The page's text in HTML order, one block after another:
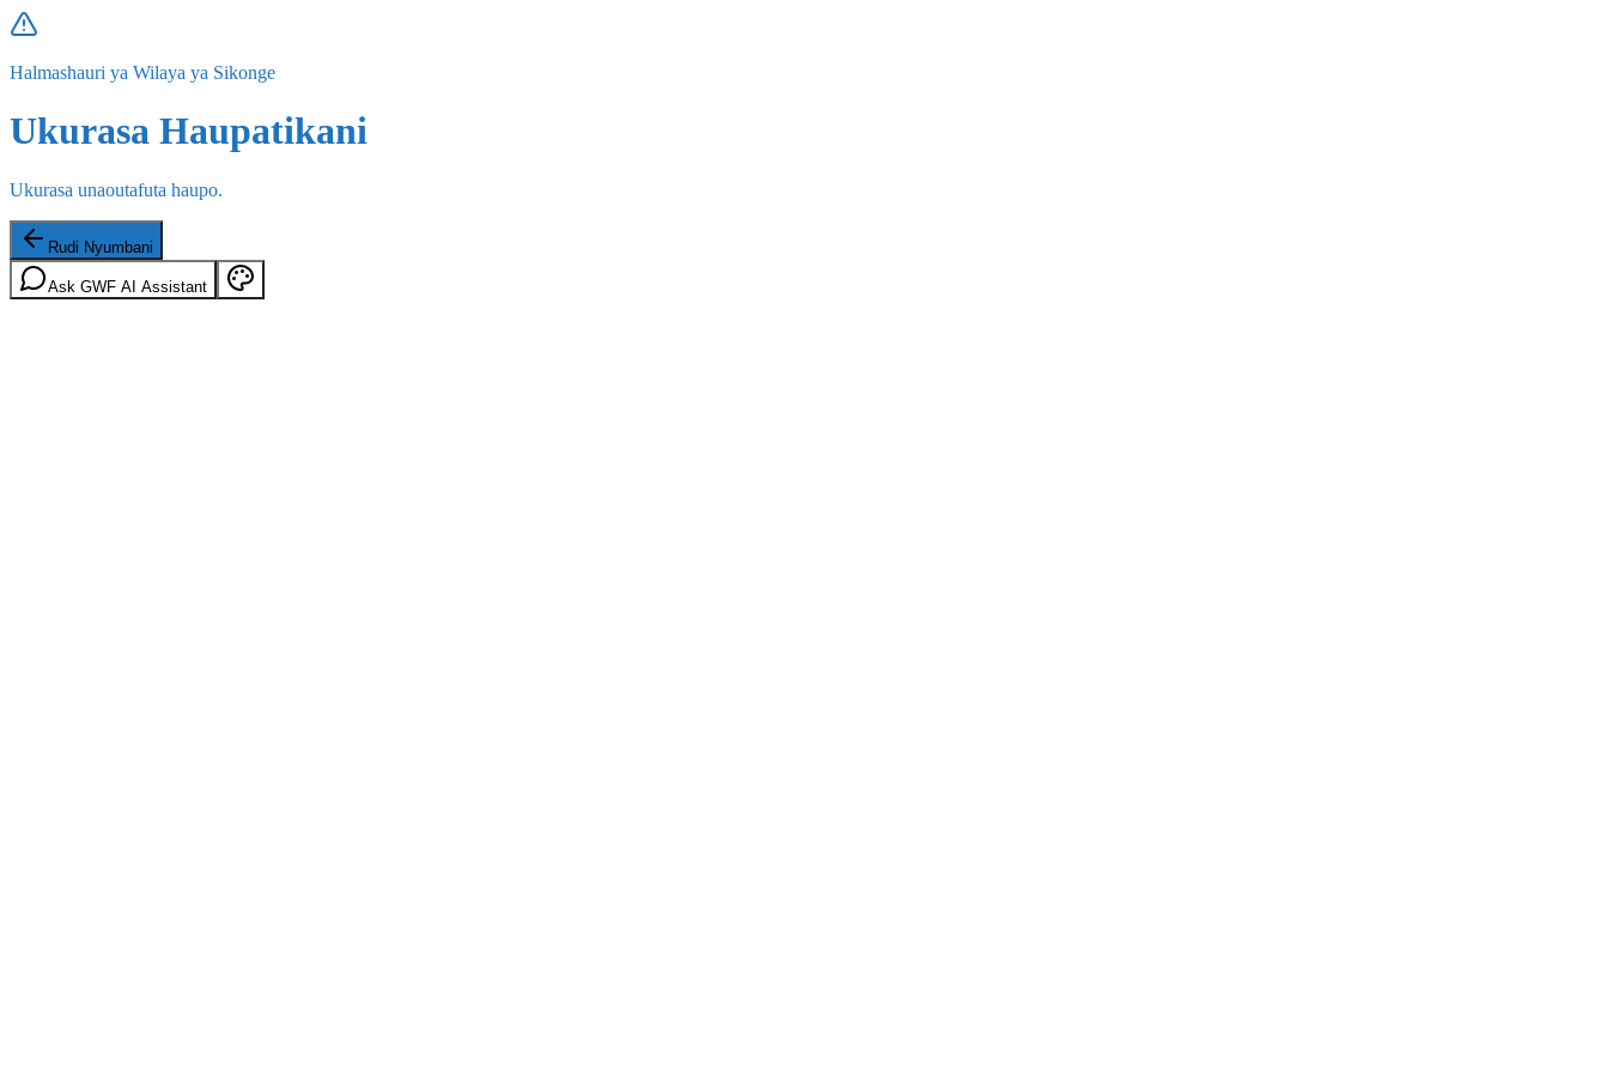
Halmashauri ya Wilaya ya Sikonge
Ukurasa Haupatikani
Ukurasa unaoutafuta haupo.
Rudi Nyumbani
Ask GWF AI Assistant